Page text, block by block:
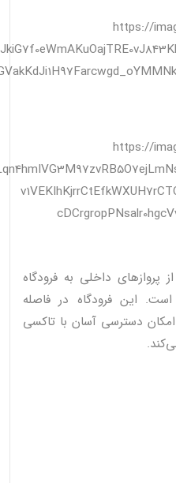
پروازهای داخلی به فرودگاه
این فرودگاه در فاصله
امکان دسترسی آسان با تاکسی